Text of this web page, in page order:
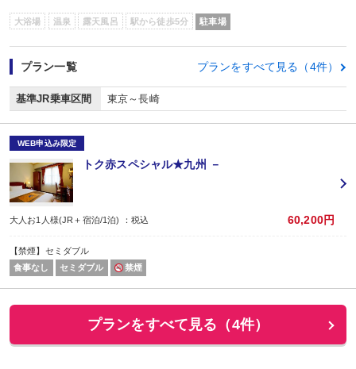
大浴場 温泉 露天風呂 駅から徒歩5分 駐車場
プラン一覧 プランをすべて見る（4件）
基準JR乗車区間 東京～長崎
WEB申込み限定
トク赤スペシャル★九州 －
大人お1人様(JR＋宿泊/1泊) ：税込 60,200円
【禁煙】セミダブル
食事なし
セミダブル 禁煙
プランをすべて見る（4件）